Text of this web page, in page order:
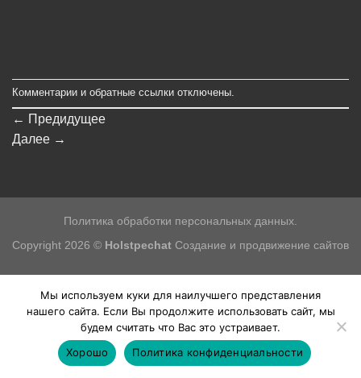
Комментарии и обратные ссылки отключены.
← Предидущее
Далее →
Политика обработки персональных данных.
Copyright 2026 © Holstpechat Создание и продвижение сайтов
Мы используем куки для наилучшего представления
нашего сайта. Если Вы продолжите использовать сайт, мы
будем считать что Вас это устраивает.
Хорошо
Политика конфиденциальности